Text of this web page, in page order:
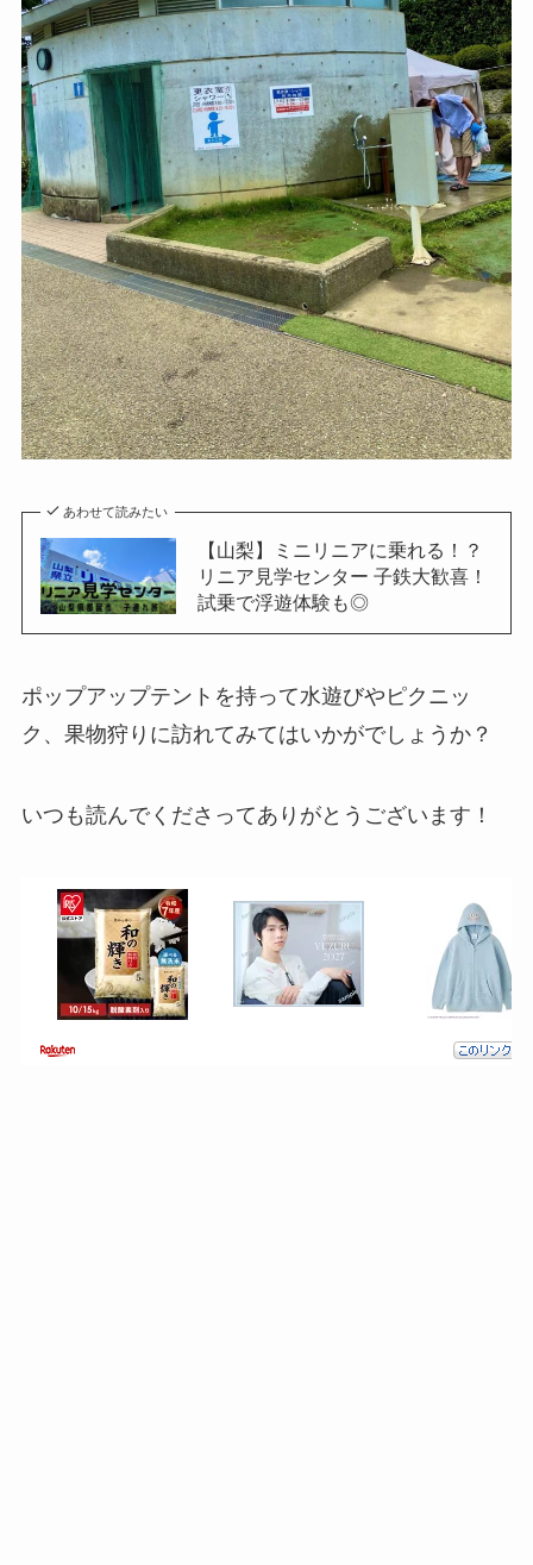
あわせて読みたい
【山梨】ミニリニアに乗れる！？
リニア見学センター 子鉄大歓喜！
試乗で浮遊体験も◎
ポップアップテントを持って水遊びやピクニッ
ク、果物狩りに訪れてみてはいかがでしょうか？
いつも読んでくださってありがとうございます！